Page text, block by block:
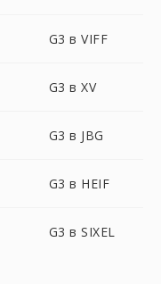
G3 в VIFF
G3 в XV
G3 в JBG
G3 в HEIF
G3 в SIXEL